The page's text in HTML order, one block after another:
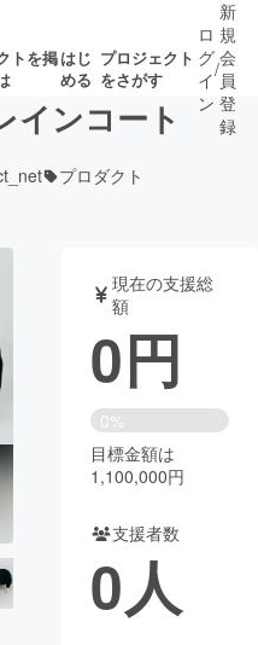
トを掲はじ
める
プロジェクト
をさがす
ト ゲーム・サ
書籍・雑誌
チャレンジ
ロ
グ
イ
ン
/
新
規
会
員
登
録
インコート
プロダクト
現在の支援総
額
0円
0%
目標金額は
1,100,000円
支援者数
0人